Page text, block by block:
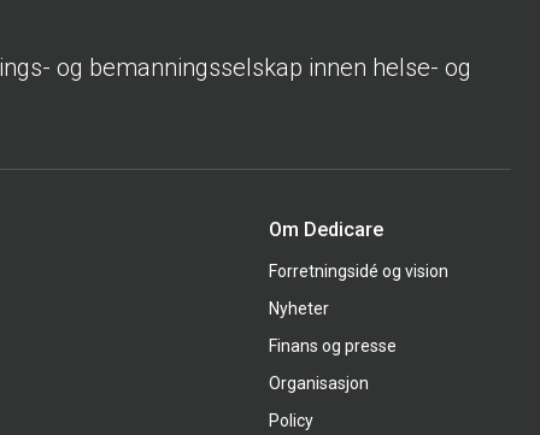
og bemanningsselskap innen helse- og
Om Dedicare
Forretningsidé og vision
Nyheter
Finans og presse
Organisasjon
Policy